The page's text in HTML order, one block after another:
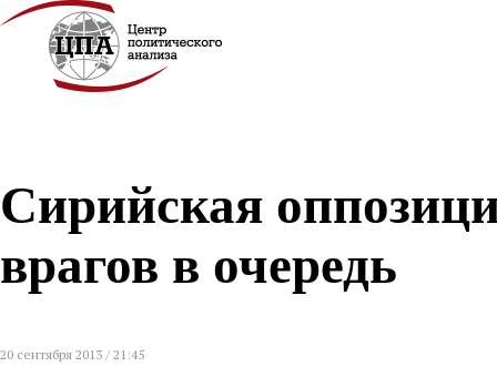
Сирийская
врагов в очередь
20 сентября 2013 / 21:45